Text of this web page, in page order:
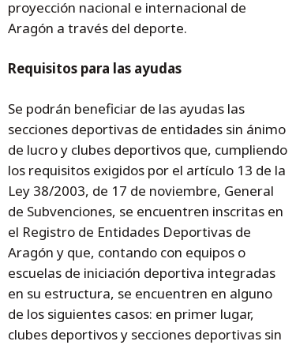
proyección nacional e internacional de
Aragón a través del deporte.
Requisitos para las ayudas
Se podrán beneficiar de las ayudas las
secciones deportivas de entidades sin ánimo
de lucro y clubes deportivos que, cumpliendo
los requisitos exigidos por el artículo 13 de la
Ley 38/2003, de 17 de noviembre, General
de Subvenciones, se encuentren inscritas en
el Registro de Entidades Deportivas de
Aragón y que, contando con equipos o
escuelas de iniciación deportiva integradas
en su estructura, se encuentren en alguno
de los siguientes casos: en primer lugar,
clubes deportivos y secciones deportivas sin